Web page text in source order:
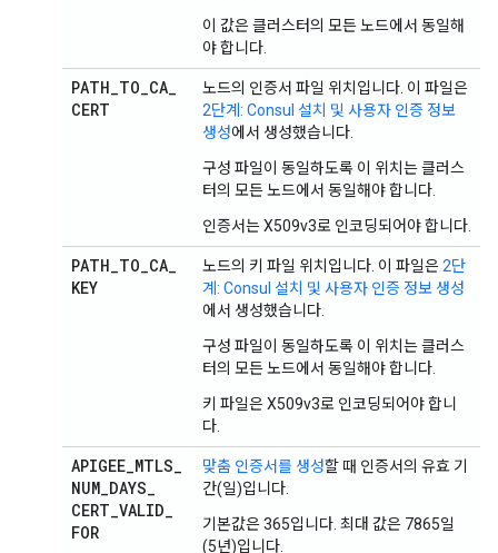
이 값은 클러스터의 모든 노드에서 동일해
야 합니다.
PATH_TO_CA_
CERT
노드의 인증서 파일 위치입니다. 이 파일은
2단계: Consul 설치 및 사용자 인증 정보
생성에서 생성했습니다.
구성 파일이 동일하도록 이 위치는 클러스
터의 모든 노드에서 동일해야 합니다.
인증서는 X509v3로 인코딩되어야 합니다.
PATH_TO_CA_
KEY
노드의 키 파일 위치입니다. 이 파일은2단
계: Consul 설치 및 사용자 인증 정보 생성
에서 생성했습니다.
구성 파일이 동일하도록 이 위치는 클러스
터의 모든 노드에서 동일해야 합니다.
키 파일은 X509v3로 인코딩되어야 합니
다.
APIGEE_MTLS_
NUM_DAYS_
CERT_VALID_
FOR
맞춤 인증서를 생성할 때 인증서의 유효 기
간(일)입니다.
기본값은 365입니다. 최대 값은 7865일
(5년)입니다.